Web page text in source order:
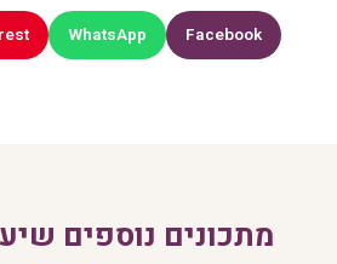
Facebook
WhatsApp
מתכונים נוספים